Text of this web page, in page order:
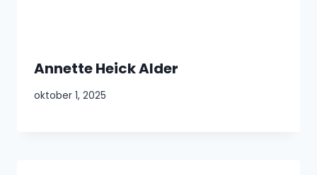
Annette Heick Alder
oktober 1, 2025